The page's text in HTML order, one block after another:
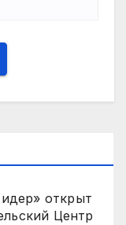
открыт
Центр